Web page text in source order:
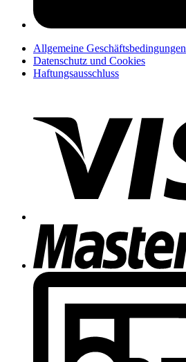
Allgemeine Geschäftsbedingungen
Datenschutz und Cookies
Haftungsausschluss